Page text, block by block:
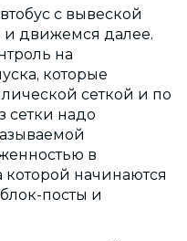
с вывеской
и движемся далее.
на
которые
сеткой и по
сетки надо
в
которой начинаются
посты и